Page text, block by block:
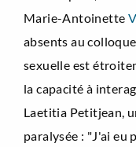
Marie-Antoinette
absents au
sexuelle est
la capacité à
Laetitia Petitjean,
paralysée : "J'ai eu